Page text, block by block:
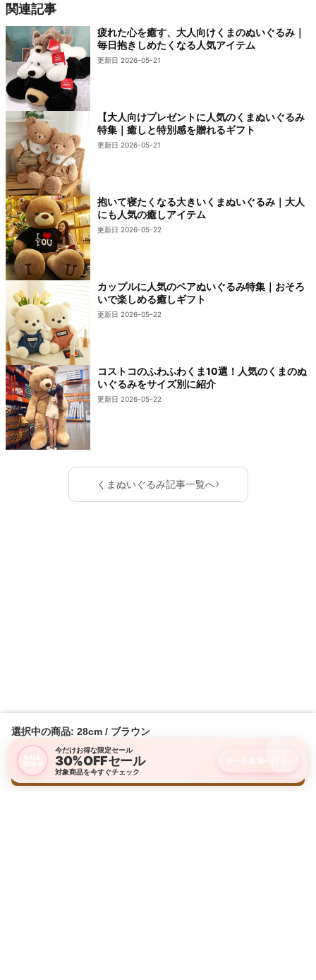
SALE
開催中
今だけお得な限定セール
30%OFFセール
対象商品を今すぐチェック
セール会場へ行く
選択中の商品: 28cm / ブラウン
購入画面に進む
関連記事
疲れた心を癒す、大人向けくまのぬいぐるみ｜
毎日抱きしめたくなる人気アイテム
更新日 2026-05-21
【大人向けプレゼントに人気のくまぬいぐるみ
特集｜癒しと特別感を贈れるギフト
更新日 2026-05-21
抱いて寝たくなる大きいくまぬいぐるみ｜大人
にも人気の癒しアイテム
更新日 2026-05-22
カップルに人気のペアぬいぐるみ特集｜おそろ
いで楽しめる癒しギフト
更新日 2026-05-22
コストコのふわふわくま10選！人気のくまのぬ
いぐるみをサイズ別に紹介
更新日 2026-05-22
くまぬいぐるみ記事一覧へ›